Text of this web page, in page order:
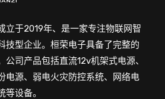
立于2019年、是一家专注物联网智
技型企业。桓荣电子具备了完整的
司产品包括直流12v机架式电源、
电源、弱电火灾防控系统、网络电
设备。